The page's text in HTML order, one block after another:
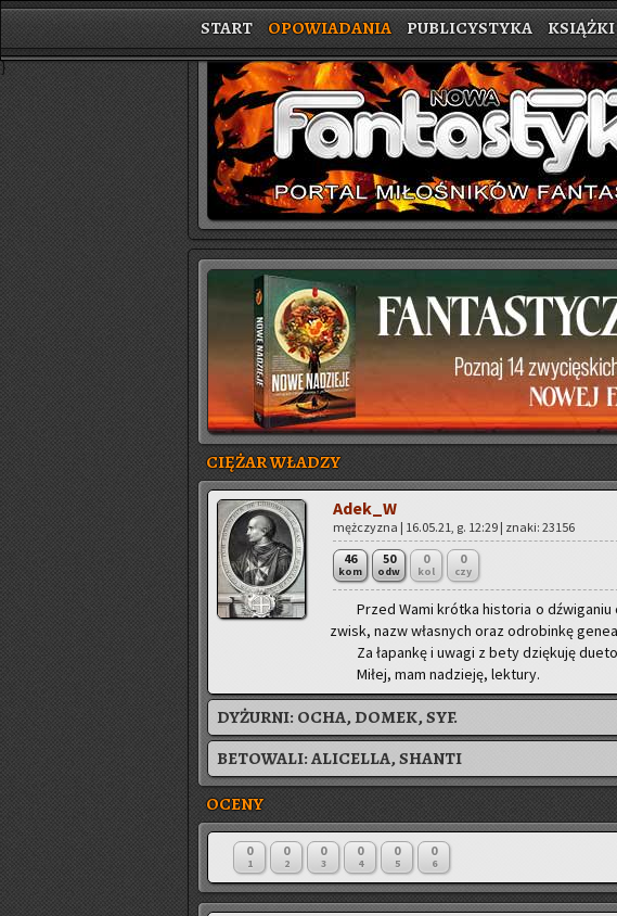
START OPOWIADANIA PUBLICYSTYKA KSIĄŻKI
}
CIĘŻAR WŁADZY
Adek_W
męż­czy­zna | 16.05.21, g. 12:29 | znaki: 23156
46
kom
50
odw
0
kol
0
czy
Przed Wami krót­ka hi­sto­ria o
zwisk, nazw wła­snych oraz odro­bin­kę
Za ła­pan­kę i uwagi z bety dzię­ku­ję
Miłej, mam na­dzie­ję, lek­tu­ry.
DYŻURNI: OCHA, DOMEK, SYF.
BETOWALI:ALICELLA,SHANTI
OCENY
0
1
0
2
0
3
0
4
0
5
0
6